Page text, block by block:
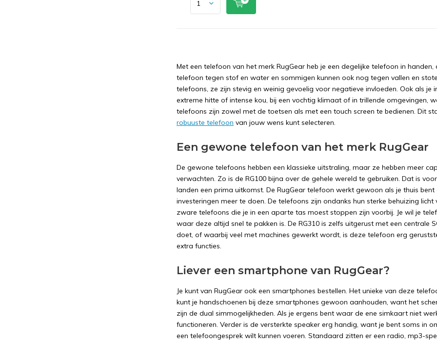
Met een telefoon van het merk RugGear heb je een degelijke telefoon in
telefoon tegen stof en water en sommigen kunnen ook nog tegen vallen en
telefoons, ze zijn stevig en weinig gevoelig voor negatieve invloeden. Ook als
extreme hitte of intense kou, bij een vochtig klimaat of in trillende omgevingen,
telefoons zijn zowel met de toetsen als met een touch screen te bedienen. Dit
robuuste telefoon van jouw wens kunt selecteren.
Een gewone telefoon van het merk RugGear
De gewone telefoons hebben een klassieke uitstraling, maar ze hebben meer
verwachten. Zo is de RG100 bijna over de gehele wereld te gebruiken. Dat is
landen een prima uitkomst. De RugGear telefoon werkt gewoon als je thuis
investeringen meer te doen. De telefoons zijn ondanks hun sterke behuizing
zware telefoons die je in een aparte tas moest stoppen zijn voorbij. Je wil je
waar deze altijd snel te pakken is. De RG310 is zelfs uitgerust met een centrale
doet, of waarbij veel met machines gewerkt wordt, is deze telefoon erg
extra functies.
Liever een smartphone van RugGear?
Je kunt van RugGear ook een smartphones bestellen. Het unieke van deze
kunt je handschoenen bij deze smartphones gewoon aanhouden, want het
zijn de dual simmogelijkheden. Als je ergens bent waar de ene simkaart niet
functioneren. Verder is de versterkte speaker erg handig, want je bent soms in
een telefoongesprek wilt kunnen voeren. Standaard zitten er een radio, mp3-